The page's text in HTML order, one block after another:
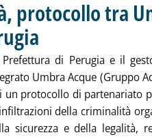
protocollo tra
Prefettura di Perugia e il
Umbra Acque (Gruppo
un protocollo di partenariato
della criminalità
sicurezza e della legalità,